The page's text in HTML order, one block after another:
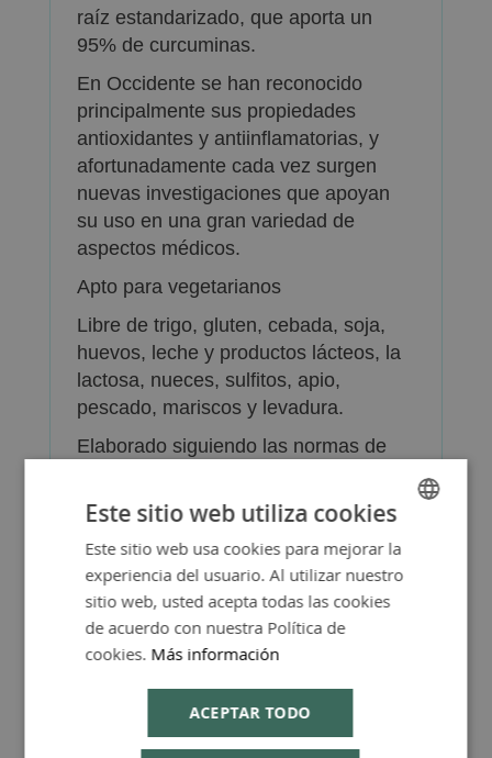
raíz estandarizado, que aporta un
95% de curcuminas.
En Occidente se han reconocido
principalmente sus propiedades
antioxidantes y antiinflamatorias, y
afortunadamente cada vez surgen
nuevas investigaciones que apoyan
su uso en una gran variedad de
aspectos médicos.
Apto para vegetarianos
Libre de trigo, gluten, cebada, soja,
huevos, leche y productos lácteos, la
lactosa, nueces, sulfitos, apio,
pescado, mariscos y levadura.
Elaborado siguiendo las normas de
Manufacturing Practice, Buenas
Prácticas en la Fabricación).
Presentación: envase de 60 tabletas.
Más Información
SPANISH
ENGLISH
Este sitio web utiliza cookies
Este sitio web usa cookies para mejorar la
experiencia del usuario. Al utilizar nuestro
sitio web, usted acepta todas las cookies
de acuerdo con nuestra Política de
cookies. Más información
ACEPTAR TODO